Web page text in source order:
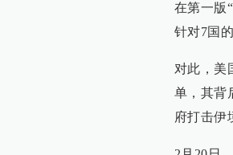
在第一版
针对7国
对此，美
单，其背
府打击伊